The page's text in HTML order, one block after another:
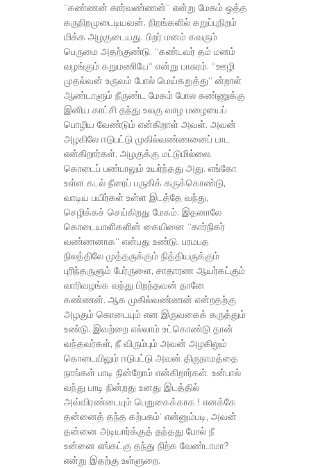
“கண்ணன் கார்வண்ணன்“ என்று மேகம் ஒத்த
கருநிறமுடைடியவன். நிறங்களில் கறுப்புநிறம்
மிக்க அழகுடையது. பிறர் மனம் கவரும்
பெருமை அதற்குண்டு. “கண்டவர் தம் மனம்
வழங்கும் கறுமணியே“ என்று பாசுரம். “ஊழி
முதல்வன் உருவம் போல் மெய்கறுத்து“ ன்றாள்
ஆண்டாளும் நீருண்ட மேகம் போல கண்ணுக்கு
இனிய காட்சி தந்து உலகு வாழ மழையைப்
பொழிய வேண்டும் என்கிறாள் அவள். அவன்
அழகிலே ஈடுபட்டு முகில்வண்ணனைப் பாட
என்கிறார்கள். அழகுக்கு மட்டுமில்லை.
கொடைப் பண்பாலும் உயர்ந்தது அது. எங்கோ
உள்ள கடல் நீரைப் பருகிக் கருக்கொண்டு,
வாடிய பயிர்கள் உள்ள இடத்தே வந்து,
செழிக்கச் செய்கிறது மேகம். இதனாலே
கொடையாளிகளின் கையினை “கார்நிகர்
வண்ணனாக“ என்பது உண்டு. பரமபத
நிலத்திலே முத்தருக்கும் நித்தியருக்கும்
புரிந்தருளும் பேர்ருளை, சாதாரண ஆயர்கட்கும்
வாரிவழங்க வந்து பிறந்தவன் தானே
கண்ணன். ஆக முகில்வண்ணன் என்றதற்கு
அழகும் கொடையும் என இருவகைக் கருத்தும்
உண்டு. இவற்றை எல்லாம் உட்கொண்டு தான்
வந்தவர்கள், நீ விரும்பும் அவன் அழகிலும்
கொடையிலும் ஈடுபட்டு அவன் திருநாமத்தை
நாங்கள் பாடி நின்றோம் என்கிறார்கள். உன்பால்
வந்து பாடி நின்றது உனது இடத்தில்
அவ்விரண்டையும் பெறுகைக்காக ! எனக்கே
தன்னைத் தந்த கற்பகம்‘ என்னும்படி, அவன்
தன்னை அடியார்க்குத் தந்தது போல் நீ
உன்னை எங்கட்கு தந்து நிற்க வேண்டாமா?
என்று இதற்கு உள்ளுறை.